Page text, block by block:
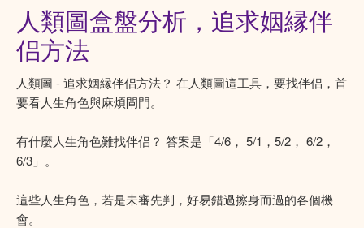
人類圖盒盤分析，追求姻縁伴
侣方法
人類圖 - 追求姻縁伴侣方法？ 在人類圖這工具，要找伴侣，首
要看人生角色與麻煩閘門。
有什麼人生角色難找伴侣？ 答案是「4/6， 5/1，5/2， 6/2，
6/3」。
這些人生角色，若是未審先判，好易錯過擦身而過的各個機
會。